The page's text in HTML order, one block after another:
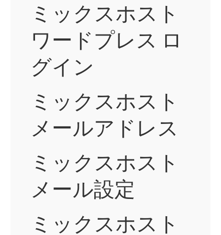
ミックスホスト
ワードプレス ロ
グイン
ミックスホスト
メールアドレス
ミックスホスト
メール設定
ミックスホスト